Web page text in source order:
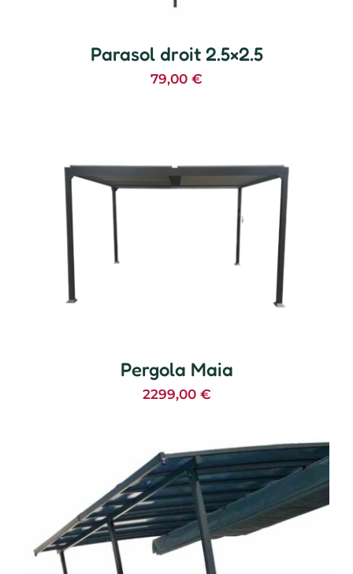
Parasol droit 2.5×2.5
79,00 €
Pergola Maia
2299,00 €